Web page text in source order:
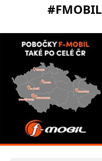
#FMOBIL